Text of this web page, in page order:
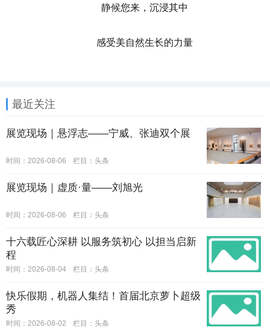
静候您来，沉浸其中
感受美自然生长的力量
最近关注
展览现场｜悬浮志——宁威、张迪双个展
时间：2026-08-06 栏目： 头条
展览现场｜虚质·量——刘旭光
时间：2026-08-06 栏目： 头条
十六载匠心深耕 以服务筑初心 以担当启新
程
时间：2026-08-04 栏目： 头条
快乐假期，机器人集结！首届北京萝卜超级
秀
时间：2026-08-02 栏目： 头条